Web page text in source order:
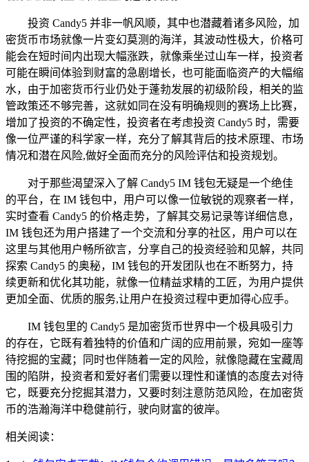
投资 Candy5 并非一帆风顺，其中也潜藏着诸多风险，加
密货币市场就像一片变幻莫测的海洋，其波动性极大，价格可
能会在短时间内出现大幅涨跌，就像乘坐过山车一样，投资者
可能在瞬间体验到财富的急剧增长，也可能面临资产的大幅缩
水，由于加密货币行业仍处于蓬勃发展的初级阶段，相关的监
管政策还不够完善，这就如同在没有明确规则的赛场上比赛，
增加了投资的不确定性，投资者在考虑投资 Candy5 时，需要
像一位严谨的科学家一样，充分了解其背后的技术原理、市场
情况和潜在风险,做好全面而充分的风险评估和投资规划。
对于那些渴望深入了解 Candy5 IM 钱包无疑是一个绝佳
的平台，在 IM 钱包中，用户可以像一位敏锐的观察者一样，
实时查看 Candy5 的价格走势，了解其交易记录等详细信息，
IM 钱包还为用户搭建了一个交流和分享的社区，用户可以在
这里与其他用户畅所欲言，分享自己的投资经验和见解，共同
探索 Candy5 的奥秘，IM 钱包的开发团队也在不断努力，持
续更新和优化其功能，就像一位精益求精的工匠，为用户提供
更加全面、优质的服务,让用户在投资过程中更加得心应手。
IM 钱包里的 Candy5 是加密货币世界中一个极具吸引力
的存在，它既有着独特的价值和广阔的应用前景，宛如一座等
待挖掘的宝藏；同时也伴随着一定的风险，就像隐藏在宝藏周
围的陷阱，投资者和爱好者们需要以理性和谨慎的态度去对待
它，既要充分挖掘其潜力，又要时刻注意防范风险，在加密货
币的浩瀚海洋中稳健前行，驶向财富的彼岸。
相关阅读：